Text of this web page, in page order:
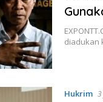
diadukan
Hukrim